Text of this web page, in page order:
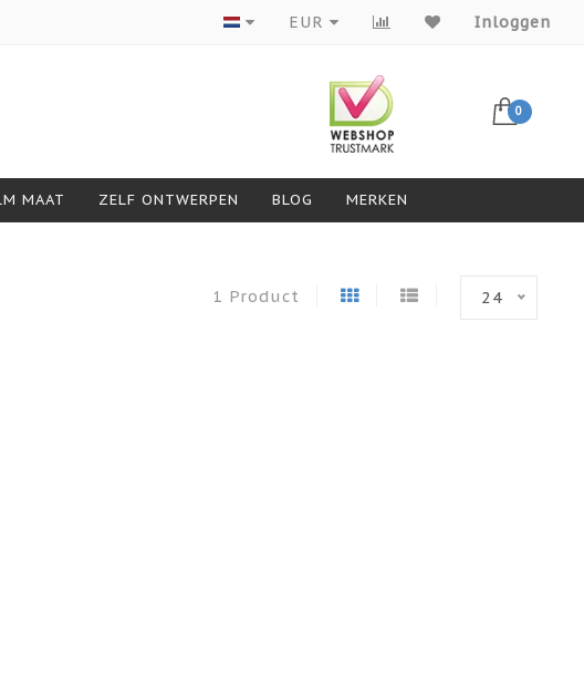
Producten van topmerken
EUR Inloggen
0
MAAT ZELF ONTWERPEN BLOG MERKEN
1 Product 24